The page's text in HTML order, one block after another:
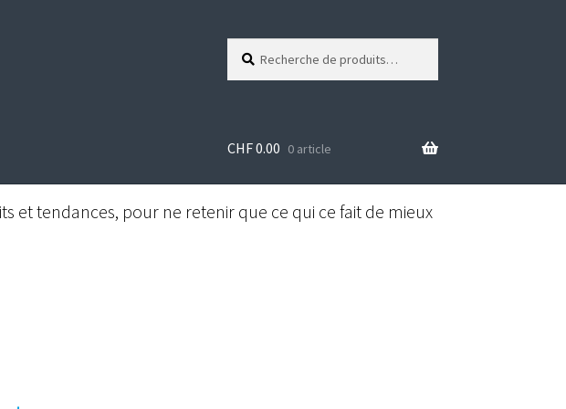
pour :
r
h
e
CHF0.00 0 article
et tendances, pour ne retenir que ce qui ce fait de mieux